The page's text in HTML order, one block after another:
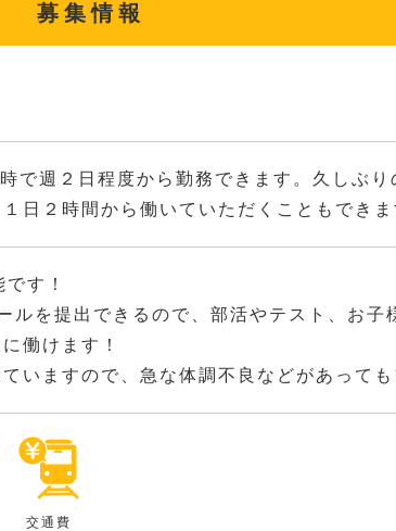
募集情報
で週２日程度から勤務できます。久しぶり
日２時間から働いていただくこともできま
す！
ルを提出できるので、部活やテスト、お子
働けます！
いますので、急な体調不良などがあっても
交通費